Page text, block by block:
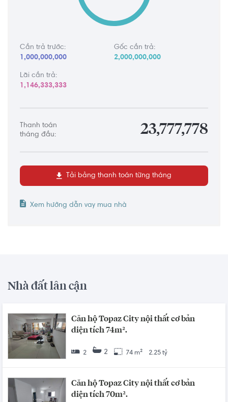
Cần trả trước:
1,000,000,000
Gốc cần trả:
2,000,000,000
Lãi cần trả:
1,146,333,333
Thanh toán
tháng đầu:
23,777,778
Tải bảng thanh toán từng tháng
Xem hướng dẫn vay mua nhà
Nhà đất lân cận
Căn hộ Topaz City nội thất cơ bản
diện tích 74m².
2 2 74 m² 2.25 tỷ
Căn hộ Topaz City nội thất cơ bản
diện tích 70m².